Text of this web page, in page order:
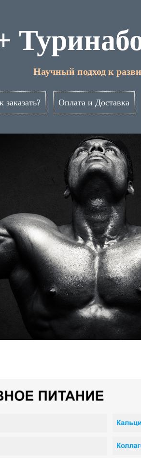
Научный подход к
заказать? Оплата и Доставка